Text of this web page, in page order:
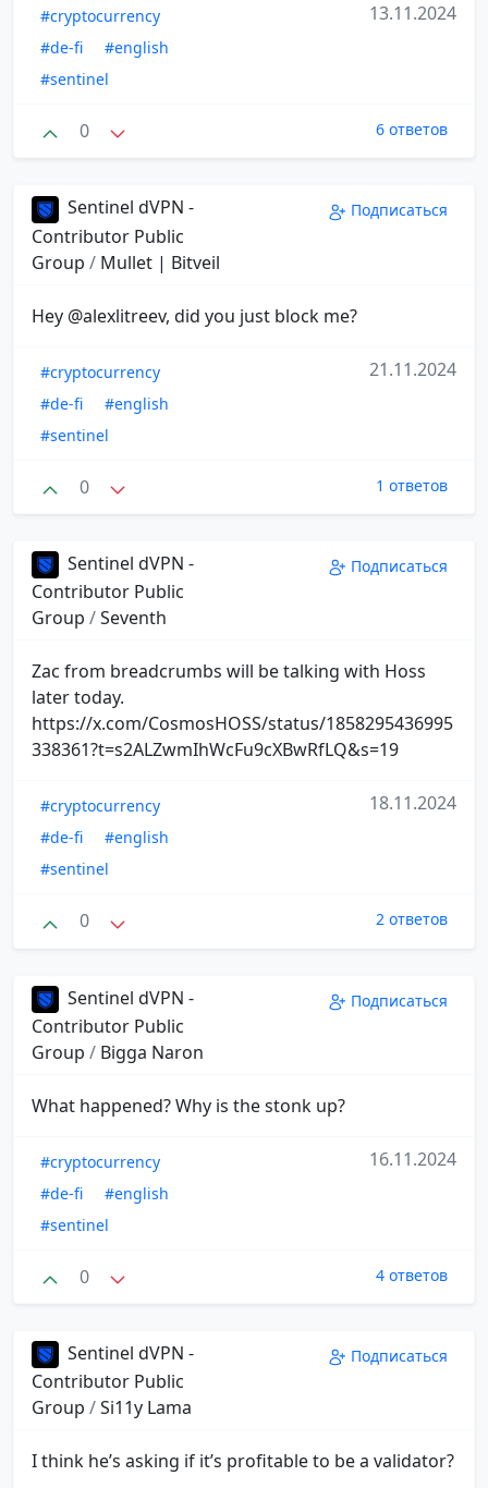
#cryptocurrency
#de-fi
#english
#sentinel
13.11.2024
0 6 ответов
Sentinel dVPN -
Contributor Public
Group / Mullet | Bitveil
Подписаться
Hey @alexlitreev, did you just block me?
#cryptocurrency
#de-fi
#english
#sentinel
21.11.2024
0 1 ответов
Sentinel dVPN -
Contributor Public
Group /Seventh
Подписаться
Zac from breadcrumbs will be talking with Hoss
later today.
https://x.com/CosmosHOSS/status/1858295436995
338361?t=s2ALZwmIhWcFu9cXBwRfLQ&s=19
#cryptocurrency
#de-fi
#english
#sentinel
18.11.2024
0 2 ответов
Sentinel dVPN -
Contributor Public
Group / Bigga Naron
Подписаться
What happened? Why is the stonk up?
#cryptocurrency
#de-fi
#english
#sentinel
16.11.2024
0 4 ответов
Sentinel dVPN -
Contributor Public
Group /Si11y Lama
Подписаться
I think he’s asking if it’s profitable to be a validator?